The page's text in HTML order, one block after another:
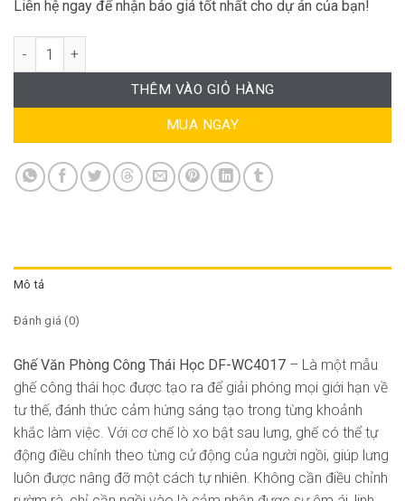
Liên hệ ngay để nhận báo giá tốt nhất cho dự án của bạn!
Ghế Văn Phòng Công Thái Học DF-WC4017 số lượng
THÊM VÀO GIỎ HÀNG
MUA NGAY
Mô tả
Đánh giá (0)
Ghế Văn Phòng Công Thái Học DF-WC4017 – Là một mẫu
ghế công thái học được tạo ra để giải phóng mọi giới hạn về
tư thế, đánh thức cảm hứng sáng tạo trong từng khoảnh
khắc làm việc. Với cơ chế lò xo bật sau lưng, ghế có thể tự
động điều chỉnh theo từng cử động của người ngồi, giúp lưng
luôn được nâng đỡ một cách tự nhiên. Không cần điều chỉnh